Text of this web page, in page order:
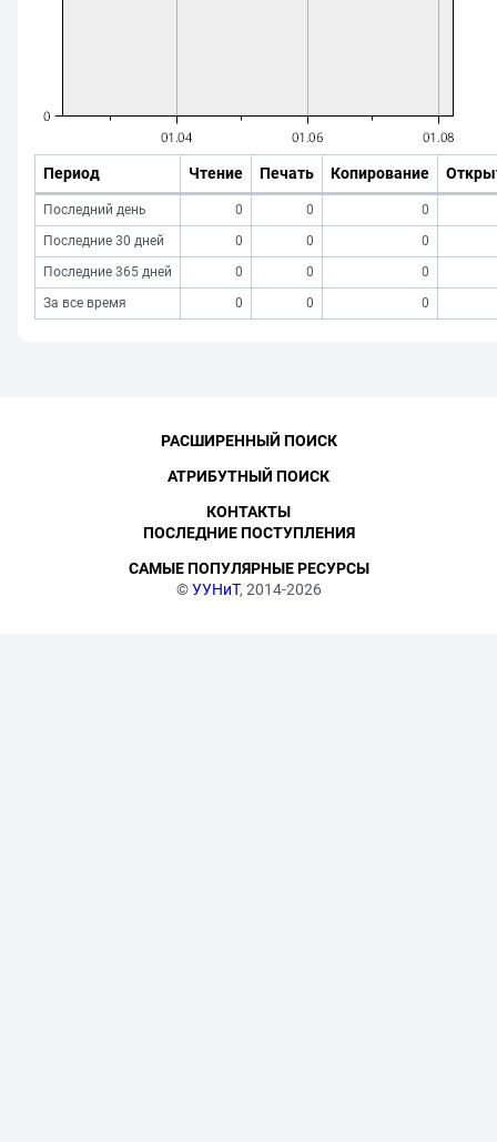
Период Чтение Печать Копирование
Последний день 0 0
0
Последние 30 дней
0 0
0
Последние 365 дней
0 0
0
За все время
0 0 0
©УУНиТ, 2014-2026
РАСШИРЕННЫЙ ПОИСК
АТРИБУТНЫЙ ПОИСК
КОНТАКТЫ
ПОСЛЕДНИЕ ПОСТУПЛЕНИЯ
САМЫЕ ПОПУЛЯРНЫЕ РЕСУРСЫ